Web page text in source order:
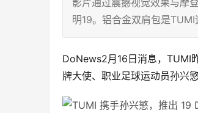
影片通过震撼视觉效果与摩
明19。铝合金双肩包是
DoNews2月16日消息，TUMI
牌大使、职业足球运动员孙兴